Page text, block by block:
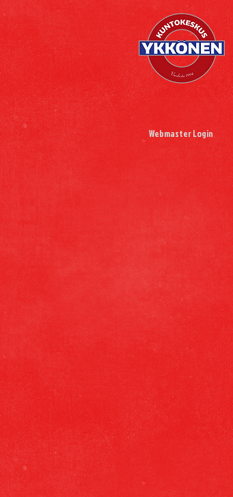
Webmaster Login